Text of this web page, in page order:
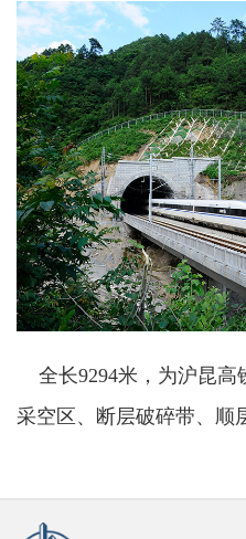
全长9294米，为沪昆高
采空区、断层破碎带、顺